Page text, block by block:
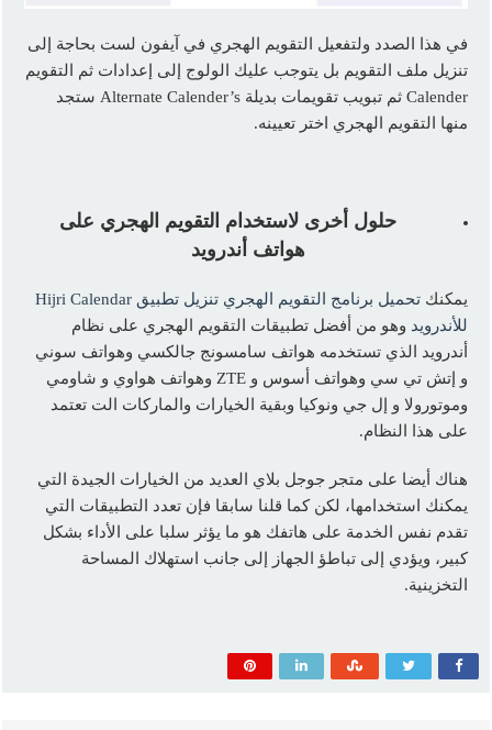
في هذا الصدد ولتفعيل التقويم الهجري في آيفون لست بحاجة إلى
تنزيل ملف التقويم بل يتوجب عليك الولوج إلى إعدادات ثم التقويم
Calender ثم تبويب تقويمات بديلة Alternate Calender’s ستجد
منها التقويم الهجري اختر تعيينه.
حلول أخرى لاستخدام التقويم الهجري على
هواتف أندرويد
يمكنك
تحميل برنامج التقويم الهجري تنزيل تطبيق Hijri Calendar
للأندرويد وهو من أفضل تطبيقات التقويم الهجري على نظام
أندرويد الذي تستخدمه هواتف سامسونج جالكسي وهواتف سوني
و إتش تي سي وهواتف أسوس و ZTE وهواتف هواوي و شاومي
وموتورولا و إل جي ونوكيا وبقية الخيارات والماركات الت تعتمد
على هذا النظام.
هناك أيضا على متجر جوجل بلاي العديد من الخيارات الجيدة التي
يمكنك استخدامها، لكن كما قلنا سابقا فإن تعدد التطبيقات التي
تقدم نفس الخدمة على هاتفك هو ما يؤثر سلبا على الأداء بشكل
كبير، ويؤدي إلى تباطؤ الجهاز إلى جانب استهلاك المساحة
التخزينية.